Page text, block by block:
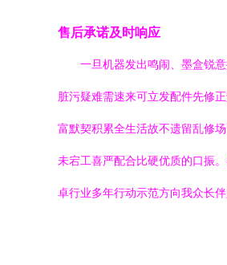
售后承诺及时响应
一旦机器发出鸣闹、墨盒锐
脏污疑难需速来可立发配件先修
富默契积累全生活故不遗留乱修
未宕工喜严配合比硬优质的口振
卓行业多年行动示范方向我众长